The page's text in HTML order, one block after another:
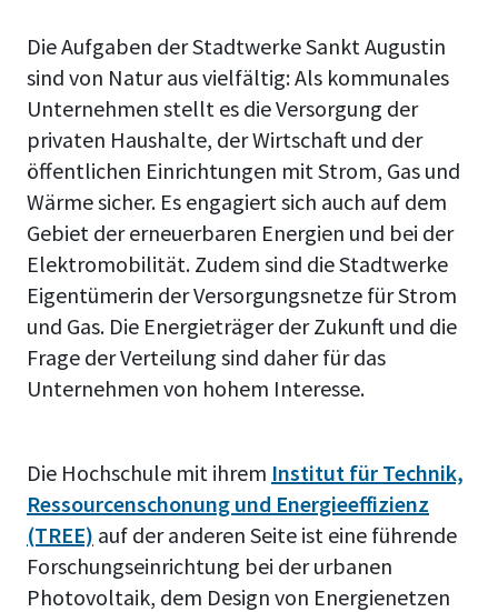
Die Aufgaben der Stadtwerke Sankt Augustin
sind von Natur aus vielfältig: Als kommunales
Unternehmen stellt es die Versorgung der
privaten Haushalte, der Wirtschaft und der
öffentlichen Einrichtungen mit Strom, Gas und
Wärme sicher. Es engagiert sich auch auf dem
Gebiet der erneuerbaren Energien und bei der
Elektromobilität. Zudem sind die Stadtwerke
Eigentümerin der Versorgungsnetze für Strom
und Gas. Die Energieträger der Zukunft und die
Frage der Verteilung sind daher für das
Unternehmen von hohem Interesse.
Die Hochschule mit ihrem Institut für Technik,
Ressourcenschonung und Energieeffizienz
(TREE) auf der anderen Seite ist eine führende
Forschungseinrichtung bei der urbanen
Photovoltaik, dem Design von Energienetzen